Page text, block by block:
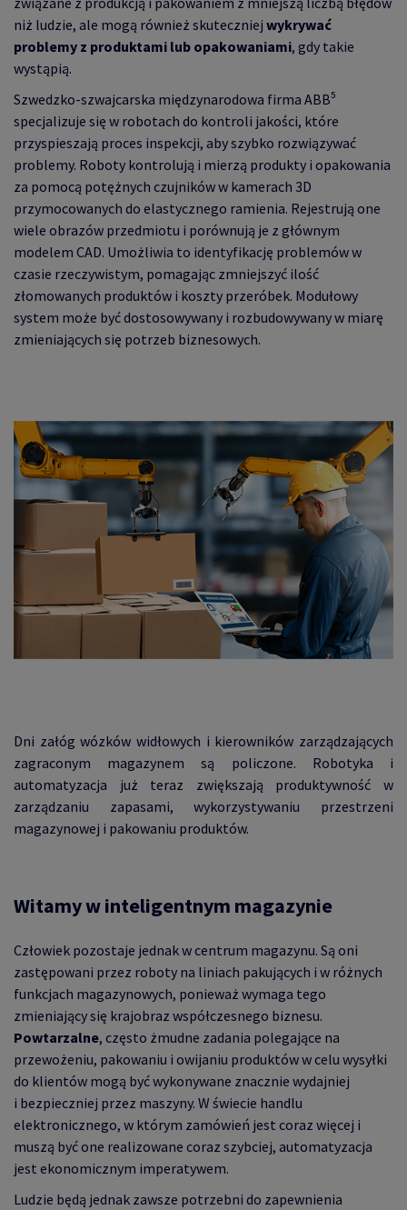
niż ludzie, ale mogą również skuteczniej wykrywać
problemy z produktami lub opakowaniami, gdy takie
wystąpią.
Szwedzko-szwajcarska międzynarodowa firma ABB⁵
specjalizuje się w robotach do kontroli jakości, które
przyspieszają proces inspekcji, aby szybko rozwiązywać
problemy. Roboty kontrolują i mierzą produkty i opakowania
za pomocą potężnych czujników w kamerach 3D
przymocowanych do elastycznego ramienia. Rejestrują one
wiele obrazów przedmiotu i porównują je z głównym
modelem CAD. Umożliwia to identyfikację problemów w
czasie rzeczywistym, pomagając zmniejszyć ilość
złomowanych produktów i koszty przeróbek. Modułowy
system może być dostosowywany i rozbudowywany w miarę
zmieniających się potrzeb biznesowych.
Dni załóg wózków widłowych i kierowników zarządzających
zagraconym magazynem są policzone. Robotyka i
automatyzacja już teraz zwiększają produktywność w
zarządzaniu zapasami, wykorzystywaniu przestrzeni
magazynowej i pakowaniu produktów.
Witamy w inteligentnym magazynie
Człowiek pozostaje jednak w centrum magazynu. Są oni
zastępowani przez roboty na liniach pakujących i w różnych
funkcjach magazynowych, ponieważ wymaga tego
zmieniający się krajobraz współczesnego biznesu.
Powtarzalne, często żmudne zadania polegające na
przewożeniu, pakowaniu i owijaniu produktów w celu wysyłki
do klientów mogą być wykonywane znacznie wydajniej
i bezpieczniej przez maszyny. W świecie handlu
elektronicznego, w którym zamówień jest coraz więcej i
muszą być one realizowane coraz szybciej, automatyzacja
jest ekonomicznym imperatywem.
Ludzie będą jednak zawsze potrzebni do zapewnienia